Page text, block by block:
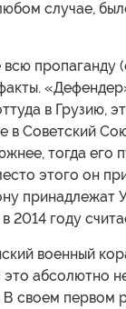
случае,
пропаганду
в Грузию,
в Советский
тогда его
этого он
принадлежат
2014 году
военный
абсолютно
В своем